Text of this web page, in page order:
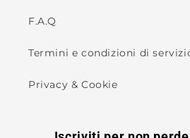
F.A.Q
Termini e condizioni di
Privacy & Cookie